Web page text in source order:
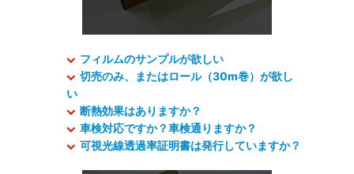
フィルムのサンプルが欲しい
切売のみ、またはロール（30m巻）が欲し
い
断熱効果はありますか？
車検対応ですか？車検通りますか？
可視光線透過率証明書は発行していますか？